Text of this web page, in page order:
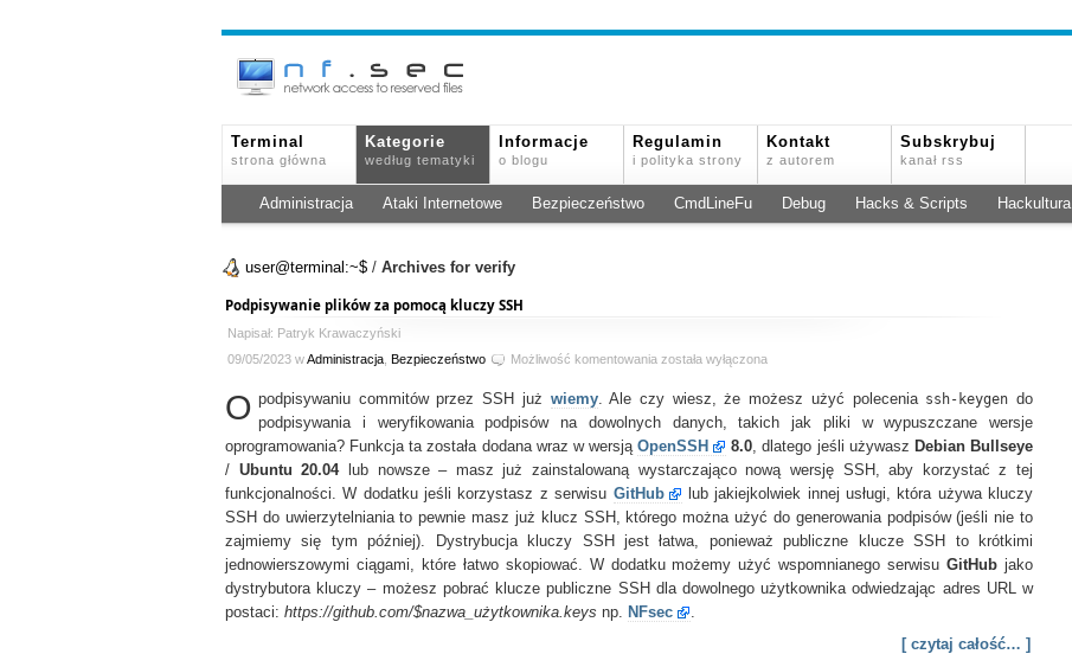
Terminal
strona główna
Kategorie
według tematyki
Informacje
o blogu
Regulamin
i polityka strony
Kontakt
z autorem
Subskrybuj
kanał rss
Administracja Ataki Internetowe Bezpieczeństwo CmdLineFu Debug Hacks & Scripts Hackultura
user@terminal:~$ / Archives for verify
Podpisywanie plików za pomocą kluczy SSH
Napisał: Patryk Krawaczyński
09/05/2023 wAdministracja Bezpieczeństwo Możliwość komentowania Podpisywanie
za
pomocą
kluczy
SSH
została wyłączona
O podpisywaniu commitów przez SSH już wiemy. Ale czy wiesz, że możesz użyć polecenia ssh-keygen do
podpisywania i weryfikowania podpisów na dowolnych danych, takich jak pliki w wypuszczane wersje
oprogramowania? Funkcja ta została dodana wraz w wersjąOpenSSH 8.0, dlatego jeśli używasz Debian Bullseye
/ Ubuntu 20.04lub nowsze – masz już zainstalowaną wystarczająco nową wersję SSH, aby korzystać z tej
funkcjonalności. W dodatku jeśli korzystasz z serwisu GitHub
lub jakiejkolwiek innej usługi, która używa kluczy
SSH do uwierzytelniania to pewnie masz już klucz SSH, którego można użyć do generowania podpisów (jeśli nie to
zajmiemy się tym później). Dystrybucja kluczy SSH jest łatwa, ponieważ publiczne klucze SSH to krótkimi
jednowierszowymi ciągami, które łatwo skopiować. W dodatku możemy użyć wspomnianego serwisuGitHub jako
dystrybutora kluczy – możesz pobrać klucze publiczne SSH dla dowolnego użytkownika odwiedzając adres URL w
postaci: https://github.com/$nazwa_użytkownika.keys np. NFsec
.
[ czytaj całość… ]